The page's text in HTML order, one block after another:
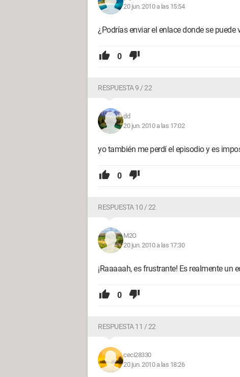
20 jun. 2010 a las 15:54
¿Podrías enviar el enlace donde se
0
RESPUESTA 9 / 22
dd
20 jun. 2010 a las 17:02
yo también me perdí el episodio y es
0
RESPUESTA 10 / 22
M2O
20 jun. 2010 a las 17:30
¡Raaaaah, es frustrante! Es realmente un
0
RESPUESTA 11 / 22
ceci28330
20 jun. 2010 a las 18:26